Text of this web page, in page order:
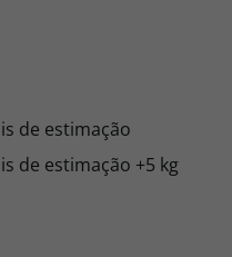
de estimação
de estimação +5 kg